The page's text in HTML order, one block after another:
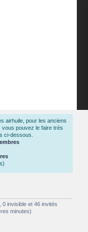
airhuile, pour les anciens
pouvez le faire très
ci-dessous.
invisible et 46 invités
minutes)